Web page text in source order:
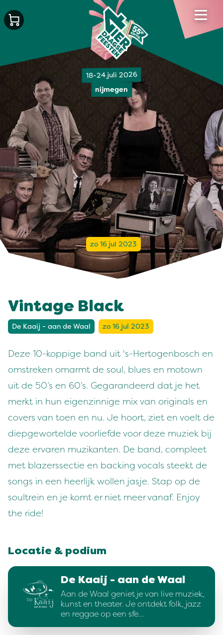
18-24 juli 2026
nijmegen
zo 16 jul 2023
Vintage Black
De Kaaij - aan de Waal zo 16 jul 2023
Deze 10-koppige band uit 's-Hertogenbosch en
omstreken omarmt de soul, blues en motown
uit de 50’s en 60’s. Gegarandeerd dat je het
merkt in hun eigenzinnige mix van originals en
covers van toen en nu. Je hoort, ziet en voelt de
diepgewortelde voorliefde voor deze muziek bij
deze ervaren muzikanten. De band, compleet
met blazerssectie en backing vocals steekt de
songs in een heerlijk wollen jasje. Stap op de
soultrein en je komt er niet meer vanaf. Enjoy
the ride!
Locatie & podium
De Kaaij - aan de Waal
Aan de Waal geniet je van live muziek,
kunst en theater. Je ontdekt folk, jazz
en reggae op een sfe…